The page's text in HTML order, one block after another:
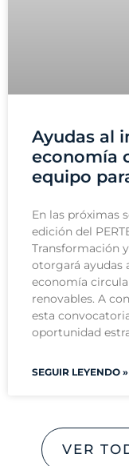
Ayudas al
economía
equipo
En las próximas
edición del
Transformación
otorgará ayudas
economía
renovables. A
esta
oportunidad
SEGUIR LEYENDO »
VER